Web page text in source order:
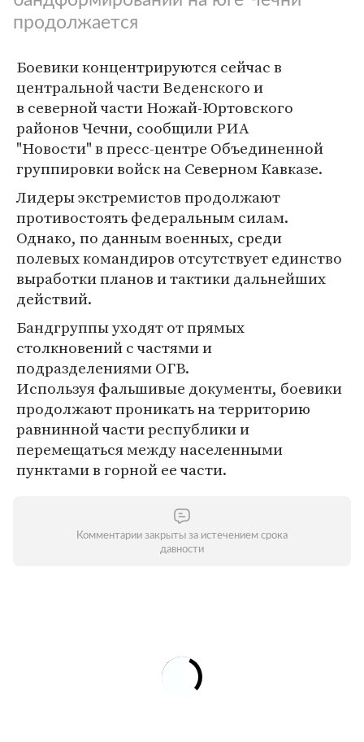
продолжается
Боевики концентрируются сейчас в
центральной части Веденского и
в северной части Ножай-Юртовского
районов Чечни, сообщили РИА
"Новости" в пресс-центре Объединенной
группировки войск на Северном Кавказе.
Лидеры экстремистов продолжают
противостоять федеральным силам.
Однако, по данным военных, среди
полевых командиров отсутствует единство
выработки планов и тактики дальнейших
действий.
Бандгруппы уходят от прямых
столкновений с частями и
подразделениями ОГВ.
Используя фальшивые документы, боевики
продолжают проникать на территорию
равнинной части республики и
перемещаться между населенными
пунктами в горной ее части.
Комментарии закрыты за истечением срока
давности